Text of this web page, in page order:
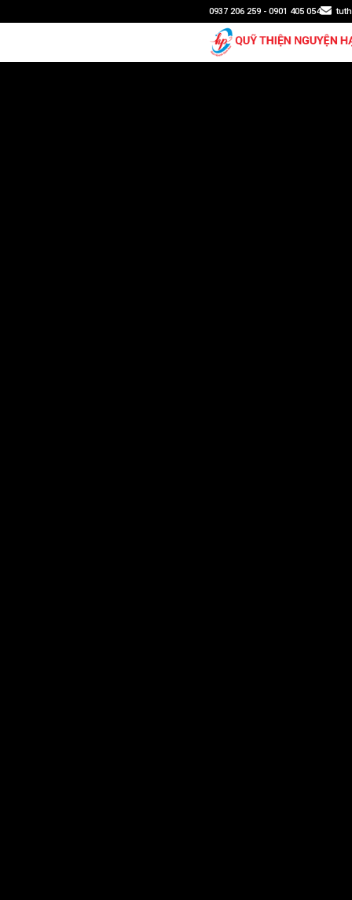
0937 206 259 - 0901 405 054